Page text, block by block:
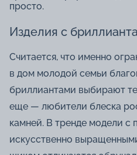
просто.
Изделия с
Считается, что именно
в дом молодой семьи
бриллиантами выбирают
еще — любители блеска
камней. В тренде модели с
искусственно